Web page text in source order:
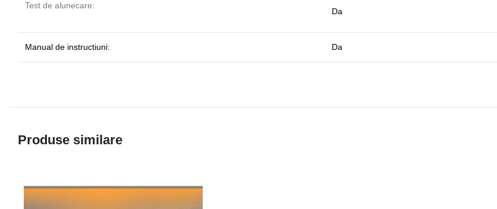
Test de alunecare:
Da
Manual de instructiuni: Da
Produse similare